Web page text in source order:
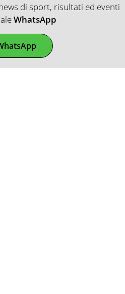
di sport, risultati ed eventi
WhatsApp